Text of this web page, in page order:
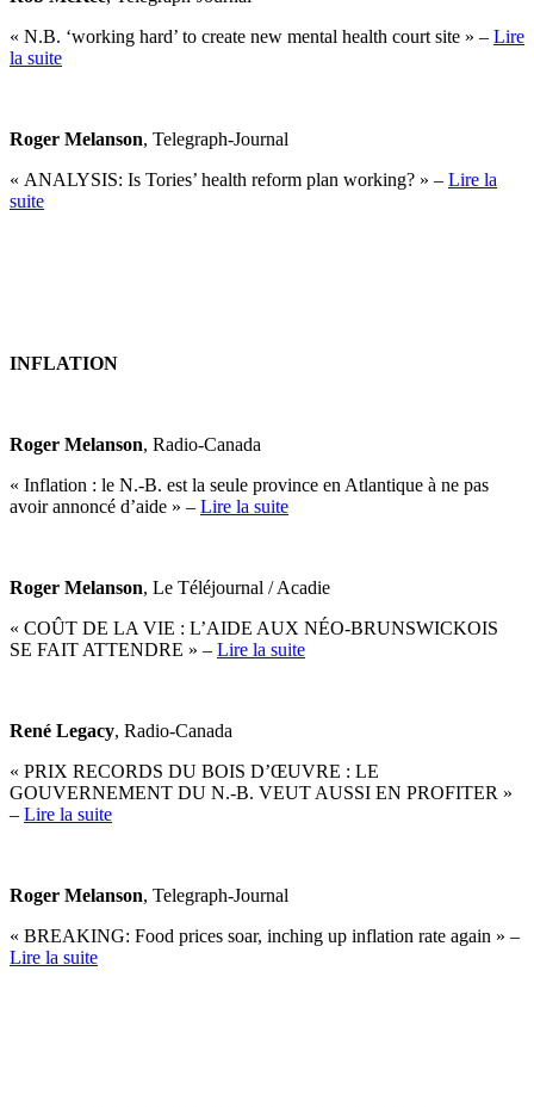
« N.B. ‘working hard’ to create new mental health court site » – Lire
la suite
Roger Melanson, Telegraph-Journal
« ANALYSIS: Is Tories’ health reform plan working? » – Lire la
suite
INFLATION
Roger Melanson, Radio-Canada
« Inflation : le N.-B. est la seule province en Atlantique à ne pas
avoir annoncé d’aide » – Lire la suite
Roger Melanson, Le Téléjournal / Acadie
« COÛT DE LA VIE : L’AIDE AUX NÉO-BRUNSWICKOIS
SE FAIT ATTENDRE » – Lire la suite
René Legacy, Radio-Canada
« PRIX RECORDS DU BOIS D’ŒUVRE : LE
GOUVERNEMENT DU N.-B. VEUT AUSSI EN PROFITER »
– Lire la suite
Roger Melanson, Telegraph-Journal
« BREAKING: Food prices soar, inching up inflation rate again » –
Lire la suite